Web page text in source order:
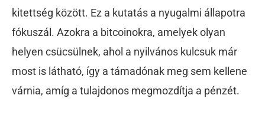
kitettség között. Ez a kutatás a nyugalmi állapotra
fókuszál. Azokra a bitcoinokra, amelyek olyan
helyen csücsülnek, ahol a nyilvános kulcsuk már
most is látható, így a támadónak meg sem kellene
várnia, amíg a tulajdonos megmozdítja a pénzét.